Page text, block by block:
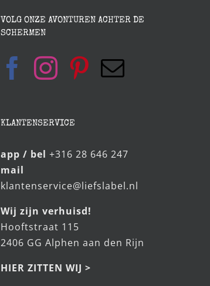
VOLG ONZE AVONTUREN ACHTER DE
SCHERMEN
KLANTENSERVICE
app / bel +316 28 646 247
mail
klantenservice@liefslabel.nl
Wij zijn verhuisd!
Hooftstraat 115
2406 GG Alphen aan den Rijn
HIER ZITTEN WIJ >